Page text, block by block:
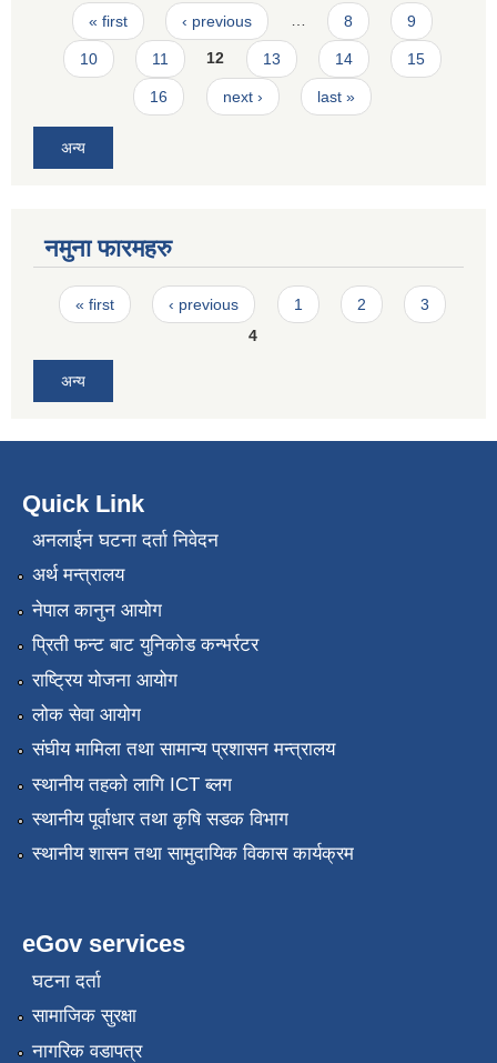
Pages
« first ‹ previous … 8 9
10 11 12 13 14 15
16 next › last »
अन्य
नमुना फारमहरु
Pages
« first ‹ previous 1 2
3
4
अन्य
Quick Link
अनलाईन घटना दर्ता निवेदन
अर्थ मन्त्रालय
नेपाल कानुन आयोग
प्रिती फन्ट बाट युनिकोड कन्भर्रटर
राष्ट्रिय योजना आयोग
लोक सेवा आयोग
संघीय मामिला तथा सामान्य प्रशासन मन्त्रालय
स्थानीय तहको लागि ICT ब्लग
स्थानीय पूर्वाधार तथा कृषि सडक विभाग
स्थानीय शासन तथा सामुदायिक विकास कार्यक्रम
eGov services
घटना दर्ता
सामाजिक सुरक्षा
नागरिक वडापत्र